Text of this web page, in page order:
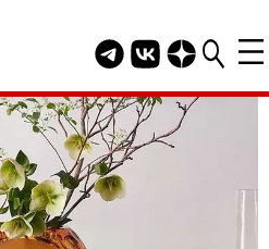
Telegram канал
Группа HELLO
Канал